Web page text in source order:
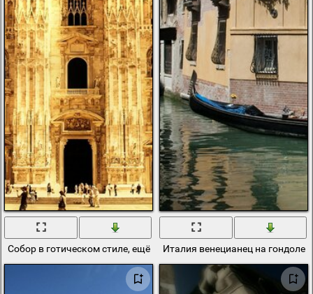
Собор в готическом стиле, ещё одно архитектурное достояние
Италия венецианец на гондоле